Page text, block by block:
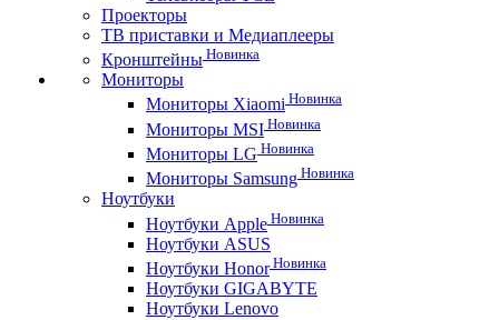
Проекторы
ТВ приставки и Медиаплееры
Кронштейны Новинка
Мониторы
Мониторы Xiaomi Новинка
Мониторы MSI Новинка
Мониторы LG Новинка
Мониторы Samsung Новинка
Ноутбуки
Ноутбуки Apple Новинка
Ноутбуки ASUS
Ноутбуки HonorНовинка
Ноутбуки GIGABYTE
Ноутбуки Lenovo